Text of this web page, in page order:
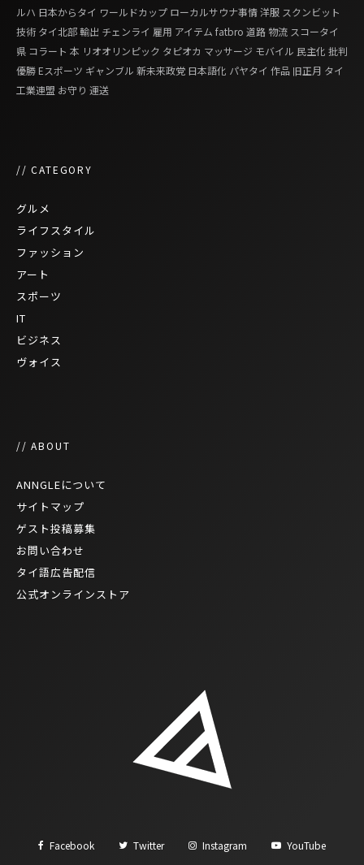
ルハ 日本からタイ ワールドカップ ローカルサウナ事情洋服 スクンビット
技術 タイ北部輸出 チェンライ 雇用 アイテム fatbro 道路 物流 スコータイ
県 コラート 本 リオオリンピック タピオカ マッサージ モバイル 民主化 批判
優勝Eスポーツ ギャンブル 新未来政党 日本語化 パヤタイ 作品 旧正月 タイ
工業連盟 お守り 運送
// CATEGORY
グルメ
ライフスタイル
ファッション
アート
スポーツ
IT
ビジネス
ヴォイス
// ABOUT
ANNGLEについて
サイトマップ
ゲスト投稿募集
お問い合わせ
タイ語広告配信
公式オンラインストア
Facebook Twitter Instagram YouTube